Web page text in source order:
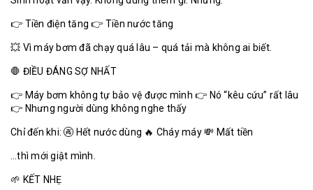
👉 Tiền điện tăng 👉 Tiền nước tăng
💥 Vì máy bơm đã chạy quá lâu – quá tải mà không ai biết.
🛑 ĐIỀU ĐÁNG SỢ NHẤT
👉 Máy bơm không tự bảo vệ được mình 👉 Nó “kêu cứu” rất lâu
👉 Nhưng người dùng không nghe thấy
Chỉ đến khi: 🚱 Hết nước dùng 🔥 Cháy máy 💸 Mất tiền
…thì mới giật mình.
🌱 KẾT NHẸ